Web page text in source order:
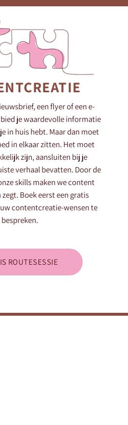
een flyer of een e-
je waardevolle informatie
in huis hebt. Maar dan moet
in elkaar zitten. Het moet
zijn, aansluiten bij je
verhaal bevatten. Door de
skills maken we content
zegt. Boek eerst een gratis
contentcreatie-wensen te
bespreken.
ROUTESESSIE